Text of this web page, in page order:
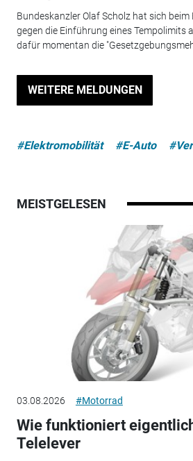
Bundeskanzler Olaf Scholz hat sich
gegen die Einführung eines Tempolimits
dafür momentan die
WEITERE MELDUNGEN
#Elektromobilität #E-Auto
MEISTGELESEN
03.08.2026 #Motorrad
Wie funktioniert
Telelever